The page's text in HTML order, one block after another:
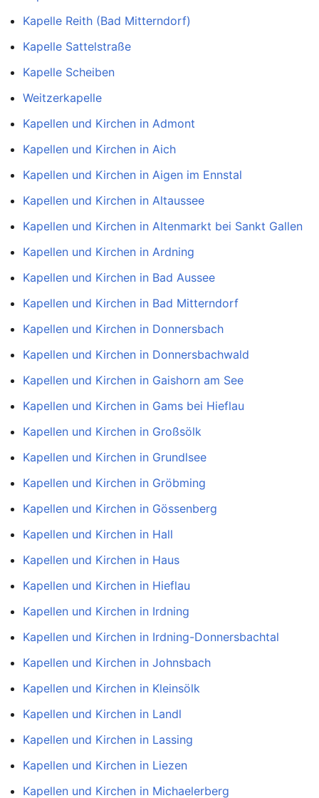
Kapelle Reith (Bad Mitterndorf)
Kapelle Sattelstraße
Kapelle Scheiben
Weitzerkapelle
Kapellen und Kirchen in Admont
Kapellen und Kirchen in Aich
Kapellen und Kirchen in Aigen im Ennstal
Kapellen und Kirchen in Altaussee
Kapellen und Kirchen in Altenmarkt bei Sankt Gallen
Kapellen und Kirchen in Ardning
Kapellen und Kirchen in Bad Aussee
Kapellen und Kirchen in Bad Mitterndorf
Kapellen und Kirchen in Donnersbach
Kapellen und Kirchen in Donnersbachwald
Kapellen und Kirchen in Gaishorn am See
Kapellen und Kirchen in Gams bei Hieflau
Kapellen und Kirchen in Großsölk
Kapellen und Kirchen in Grundlsee
Kapellen und Kirchen in Gröbming
Kapellen und Kirchen in Gössenberg
Kapellen und Kirchen in Hall
Kapellen und Kirchen in Haus
Kapellen und Kirchen in Hieflau
Kapellen und Kirchen in Irdning
Kapellen und Kirchen in Irdning-Donnersbachtal
Kapellen und Kirchen in Johnsbach
Kapellen und Kirchen in Kleinsölk
Kapellen und Kirchen in Landl
Kapellen und Kirchen in Lassing
Kapellen und Kirchen in Liezen
Kapellen und Kirchen in Michaelerberg